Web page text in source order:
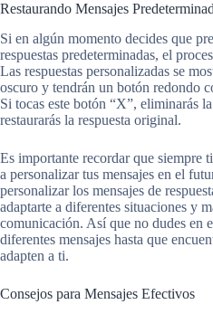
Restaurando Mensajes
Si en algún momento decides que
respuestas predeterminadas, el
Las respuestas personalizadas se
oscuro y tendrán un botón redondo
Si tocas este botón “X”, eliminarás
restaurarás la respuesta original.
Es importante recordar que siempre
a personalizar tus mensajes en el
personalizar los mensajes de
adaptarte a diferentes situaciones y
comunicación. Así que no dudes en
diferentes mensajes hasta que
adapten a ti.
Consejos para Mensajes Efectivos